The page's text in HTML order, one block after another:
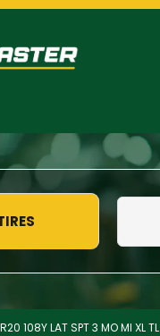
108Y LAT SPT 3 MO MI XL TL